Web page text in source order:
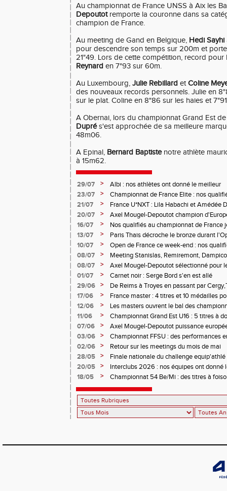
Au championnat de France UNSS à Aix les
Depoutotremporte la couronne dans sa
champion de France.
Au meeting de Gand en Belgique, Hedi Sayhi
pour descendre son temps sur 200m et
21"49. Lors de cette compétition, record
Reynard en 7"93 sur 60m.
Au Luxembourg, Julie Rebillard etColine
des nouveaux records personnels. Julie en
sur le plat. Coline en 8"86 sur les haies et
A Obernai, lors du championnat Grand Est
Duprés'est approchée de sa meilleure
48m06.
A Epinal, Bernard Baptistenotre athlète
à 15m62.
29/07 >
Albi : nos athlètes ont donné le meilleur
23/07
>
Championnat de France Elite : nos
21/07
>
France U*NXT : Lila Habachi et Amédée
belles médailles
20/07 >
Axel Mougel-Depoutot champion
16/07
>
Nos qualifiés au championnat de France
13/07
>
Paris Thais décroche le bronze durant
10/07
>
Open de France ce week-end : nos
08/07
>
Meeting Stanislas, Remiremont,
08/07
>
Axel Mougel-Depoutot sélectionné pour
U18
01/07 >
Carnet noir : Serge Bord s'en est allé
29/06
>
De Reims à Troyes en passant par
performances étaient au rendez-vous
17/06 >
France master : 4 titres et 10 médailles
12/06
>
Les masters ouvrent le bal des
11/06
>
Championnat Grand Est U16 : 5 titres à
07/06
>
Axel Mougel-Depoutot puissance
03/06
>
Championnat FFSU : des performances
02/06
>
Retour sur les meetings du mois de mai
28/05
>
Finale nationale du challenge
minimes
20/05 >
Interclubs 2026 : nos équipes ont donné
18/05
> Championnat 54 Be/Mi : des titres à